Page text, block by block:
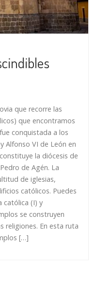
que recorre las
que encontramos
conquistada a los
Alfonso VI de León en
la diócesis de
de Agén. La
de iglesias,
católicos. Puedes
católica (I) y
se construyen
religiones. En esta ruta
[…]